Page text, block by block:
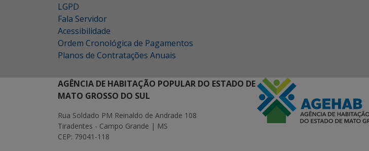
LGPD
Fala Servidor
Acessibilidade
Ordem Cronológica de Pagamentos
Planos de Contratações Anuais
AGÊNCIA DE HABITAÇÃO POPULAR DO ESTADO DE
MATO GROSSO DO SUL
Rua Soldado PM Reinaldo de Andrade 108
Tiradentes - Campo Grande | MS
CEP: 79041-118